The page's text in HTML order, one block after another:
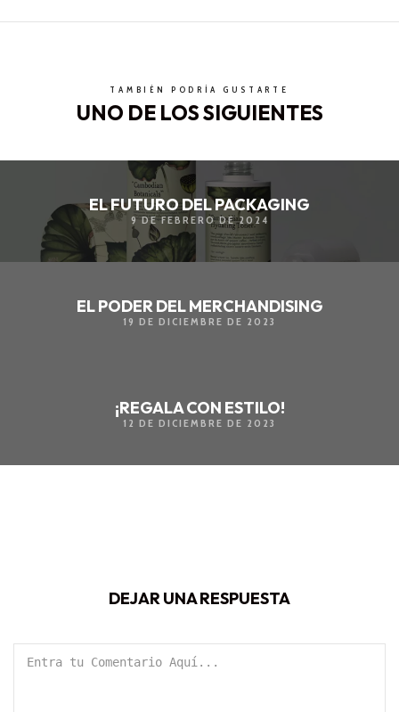
TAMBIÉN PODRÍA GUSTARTE
UNO DE LOS SIGUIENTES
EL FUTURO DEL PACKAGING
9 DE FEBRERO DE 2024
EL PODER DEL MERCHANDISING
19 DE DICIEMBRE DE 2023
¡REGALA CON ESTILO!
12 DE DICIEMBRE DE 2023
DEJAR UNA RESPUESTA